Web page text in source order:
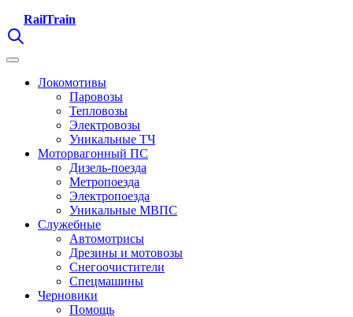
RailTrain
Локомотивы
Паровозы
Тепловозы
Электровозы
Уникальные ТЧ
Моторвагонный ПС
Дизель-поезда
Метропоезда
Электропоезда
Уникальные МВПС
Служебные
Автомотрисы
Дрезины и мотовозы
Снегоочистители
Спецмашины
Черновики
Помощь